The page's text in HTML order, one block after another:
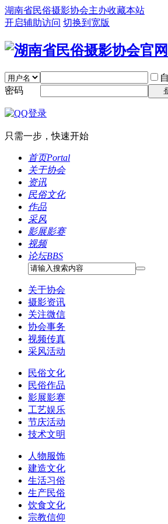
湖南省民俗摄影协会主办收藏本站
开启辅助访问 切换到宽版
密码
只需一步，快速开始
首页Portal
关于协会
资讯
民俗文化
作品
采风
影展影赛
视频
论坛BBS
关于协会
摄影资讯
关注微信
协会事务
视频传真
采风活动
民俗文化
民俗作品
影展影赛
工艺娱乐
节庆活动
技术文明
人物服饰
建造文化
生活习俗
生产民俗
饮食文化
宗教信仰